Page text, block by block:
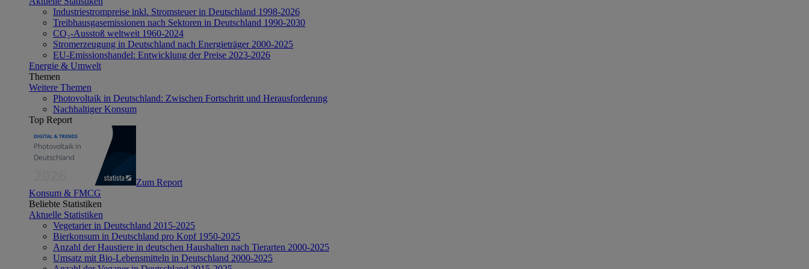
Industriestrompreise inkl. Stromsteuer in Deutschland 1998-2026
Treibhausgasemissionen nach Sektoren in Deutschland 1990-2030
CO₂-Ausstoß weltweit 1960-2024
Stromerzeugung in Deutschland nach Energieträger 2000-2025
EU-Emissionshandel: Entwicklung der Preise 2023-2026
Energie & Umwelt
Themen
Weitere Themen
Photovoltaik in Deutschland: Zwischen Fortschritt und Herausforderung
Nachhaltiger Konsum
Top Report
Zum Report
Konsum & FMCG
Beliebte Statistiken
Aktuelle Statistiken
Vegetarier in Deutschland 2015-2025
Bierkonsum in Deutschland pro Kopf 1950-2025
Anzahl der Haustiere in deutschen Haushalten nach Tierarten 2000-2025
Umsatz mit Bio-Lebensmitteln in Deutschland 2000-2025